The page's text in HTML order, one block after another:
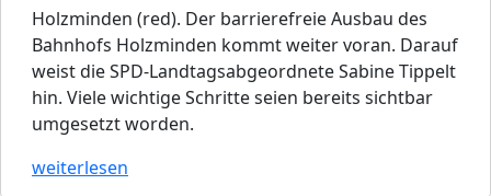
Holzminden (red). Der barrierefreie Ausbau des
Bahnhofs Holzminden kommt weiter voran. Darauf
weist die SPD-Landtagsabgeordnete Sabine Tippelt
hin. Viele wichtige Schritte seien bereits sichtbar
umgesetzt worden.
weiterlesen